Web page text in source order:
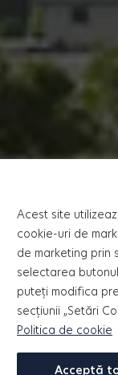
Acest site
cookie-uri de
de marketing prin
selectarea
puteți modifica
secțiunii „Setări
Politica de cookie
Acceptă